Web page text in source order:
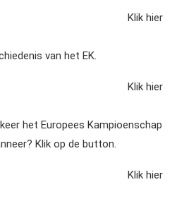
Klik hier
van het EK.
Klik hier
het Europees Kampioenschap
Klik op de button.
Klik hier